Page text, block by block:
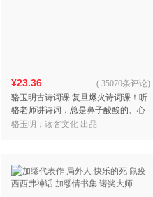
¥23.36
骆玉明古诗词课 复旦爆火诗词课！听
骆老师讲诗词，总是鼻子酸酸的、心
里暖暖的！张新颖、王安忆推荐！ 读
( 35070条评论)
骆玉明；读客文化 出品